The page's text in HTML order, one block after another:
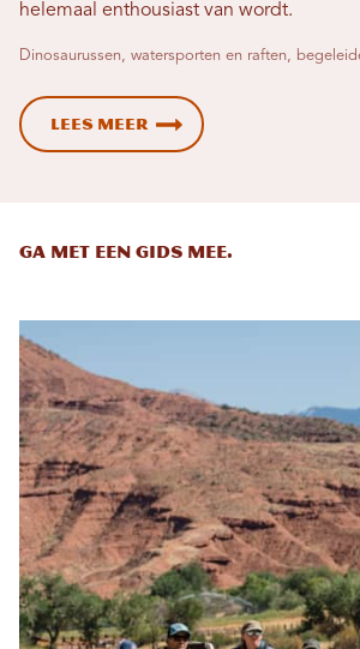
helemaal enthousiast van wordt.
Dinosaurussen, watersporten en raften,
Lees meer
GA MET EEN GIDS MEE.